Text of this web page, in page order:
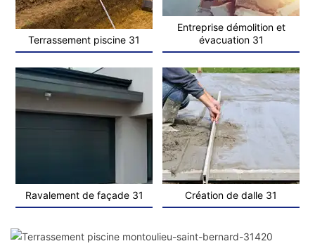
Terrassement piscine 31
Entreprise démolition et
évacuation 31
Ravalement de façade 31 Création de dalle 31